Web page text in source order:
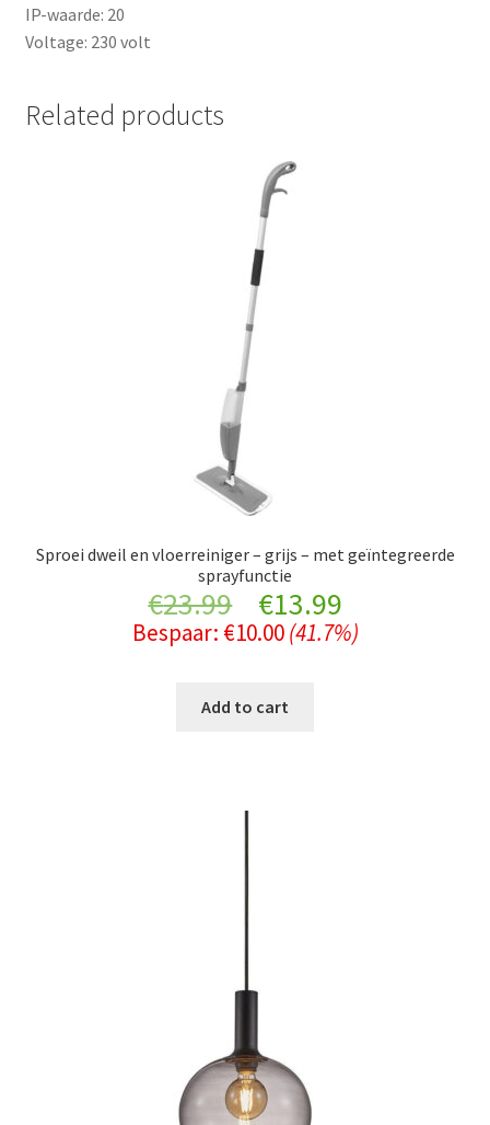
IP-waarde: 20
Voltage: 230 volt
Related products
Sproei dweil en vloerreiniger – grijs – met geïntegreerde
sprayfunctie
€23.99
Original
price
was:
€13.99Current
price
Bespaar: €10.00 (41.7%)
Add to cart